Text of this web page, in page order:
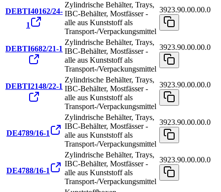
DEBTI40162/24-
1
Zylindrische Behälter, Trays,
IBC-Behälter, Mostfässer -
alle aus Kunststoff als
Transport-/Verpackungsmittel
3923.90.00.00.0
DEBTI6682/21-1
Zylindrische Behälter, Trays,
IBC-Behälter, Mostfässer -
alle aus Kunststoff als
Transport-/Verpackungsmittel
3923.90.00.00.0
DEBTI2148/22-1
Zylindrische Behälter, Trays,
IBC-Behälter, Mostfässer -
alle aus Kunststoff als
Transport-/Verpackungsmittel
3923.90.00.00.0
DE4789/16-1
Zylindrische Behälter, Trays,
IBC-Behälter, Mostfässer -
alle aus Kunststoff als
Transport-/Verpackungsmittel
3923.90.00.00.0
DE4788/16-1
Zylindrische Behälter, Trays,
IBC-Behälter, Mostfässer -
alle aus Kunststoff als
Transport-/Verpackungsmittel
3923.90.00.00.0